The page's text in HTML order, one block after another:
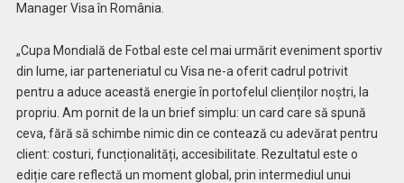
Manager Visa în România.
„Cupa Mondială de Fotbal este cel mai urmărit eveniment sportiv
din lume, iar parteneriatul cu Visa ne-a oferit cadrul potrivit
pentru a aduce această energie în portofelul clienților noștri, la
propriu. Am pornit de la un brief simplu: un card care să spună
ceva, fără să schimbe nimic din ce contează cu adevărat pentru
client: costuri, funcționalități, accesibilitate. Rezultatul este o
ediție care reflectă un moment global, prin intermediul unui